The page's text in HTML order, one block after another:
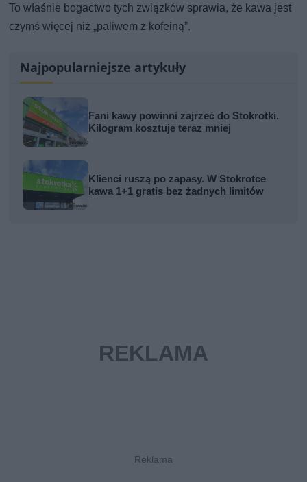
To właśnie bogactwo tych związków sprawia, że kawa jest
czymś więcej niż „paliwem z kofeiną”.
Najpopularniejsze artykuły
Fani kawy powinni zajrzeć do Stokrotki.
Kilogram kosztuje teraz mniej
Klienci ruszą po zapasy. W Stokrotce
kawa 1+1 gratis bez żadnych limitów